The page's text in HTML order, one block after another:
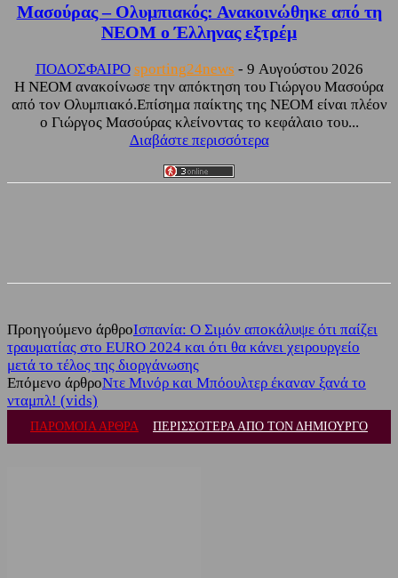
Μασούρας – Ολυμπιακός: Ανακοινώθηκε από τη
ΝΕΟΜ ο Έλληνας εξτρέμ
ΠΟΔΟΣΦΑΙΡΟ sporting24news - 9 Αυγούστου 2026
Η NEOM ανακοίνωσε την απόκτηση του Γιώργου Μασούρα
από τον Ολυμπιακό.Επίσημα παίκτης της NEOM είναι πλέον
ο Γιώργος Μασούρας κλείνοντας το κεφάλαιο του...
Διαβάστε περισσότερα
Προηγούμενο άρθροΙσπανία: Ο Σιμόν αποκάλυψε ότι παίζει
τραυματίας στο EURO 2024 και ότι θα κάνει χειρουργείο
μετά το τέλος της διοργάνωσης
Επόμενο άρθροΝτε Μινόρ και Μπόουλτερ έκαναν ξανά το
νταμπλ! (vids)
ΠΑΡΟΜΟΙΑ ΑΡΘΡΑ ΠΕΡΙΣΣΟΤΕΡΑ ΑΠΟ ΤΟΝ ΔΗΜΙΟΥΡΓΟ